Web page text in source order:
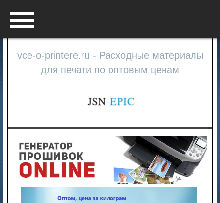
vce-o-printere.ru - Расходные материалы
для печати по оптовым ценам